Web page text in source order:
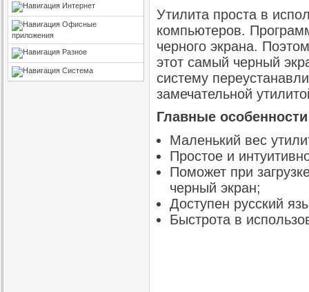
Интернет
Офисные
приложения
Разное
Система
Утилита проста в
компьютеров.
черного экрана.
этот самый черный
систему
замечательной
Главные
Маленький вес
Простое и
Поможет при
черный экран;
Доступен русский
Быстрота в